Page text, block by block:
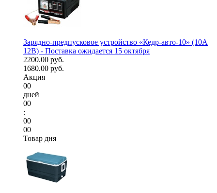
Зарядно-предпусковое устройство «Кедр-авто-10» (10A
12В) - Поставка ожидается 15 октября
2200.00 руб.
1680.00 руб.
Акция
00
дней
00
:
00
00
Товар дня